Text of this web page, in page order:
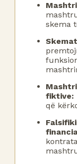
skema
fiktive:
që